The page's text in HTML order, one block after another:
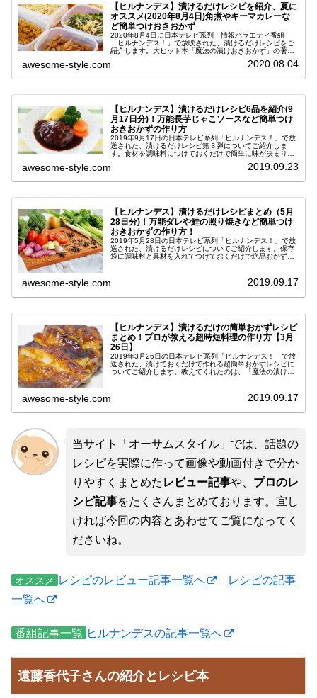
【ヒルナンデス】漬けるだけレシピを紹介、夏に
オススメ(2020年8月4日)角煮やキーマカレーな
ど簡単つけおきおかず
2020年8月4日に日本テレビ系列・情報バラエティ番組
「ヒルナンデス！」で放映された、漬けるだけレシピをご
紹介します。大ヒット本「魔法の漬けおきおかず」の著者
awesome-style.com 2020.08.04
【ヒルナンデス】漬けるだけレシピ6品を紹介(9
月17日分)！万能長芋じゃこソースなど簡単つけ
おきおかずの作り方
2019年9月17日の日本テレビ系列「ヒルナンデス！」で放
送された、漬けるだけレシピ第３弾についてご紹介しま
す。食材を調味料につけておくだけで簡単に味が決まり、
awesome-style.com 2019.09.23
【ヒルナンデス】漬けるだけレシピまとめ（5月
28日分)！万能ダレや鮭の照り焼きなど簡単つけ
おきおかずの作り方！
2019年5月28日の日本テレビ系列「ヒルナンデス！」で放
送された、漬けるだけレシピについてご紹介します。保存
袋に調味料と具材を入れてつけておくだけで絶品おかずが
awesome-style.com 2019.09.17
【ヒルナンデス】漬けるだけの簡単おかずレシピ
まとめ！プロが教える超時短料理の作り方【3月
26日】
2019年3月26日の日本テレビ系列「ヒルナンデス！」で放
送された、漬けておくだけで作れる超簡単おかずレシピに
ついてご紹介します。教えてくれたのは、「魔法の漬けお
awesome-style.com 2019.09.17
当サイト「オーサムスタイル」では、話題の
レシピを実際に作って画像や動画付きで分か
りやすくまとめた レビュー記事や、 プロのレ
シピ記事をたくさんまとめております。宜し
ければ今回の内容とあわせてご覧になってく
ださいね。
オススメ レシピのレビュー記事一覧へ
レシピの記事
一覧へ
番組記事一覧 ヒルナンデスの記事一覧へ
遠藤香代子さんの紹介とレシピ本